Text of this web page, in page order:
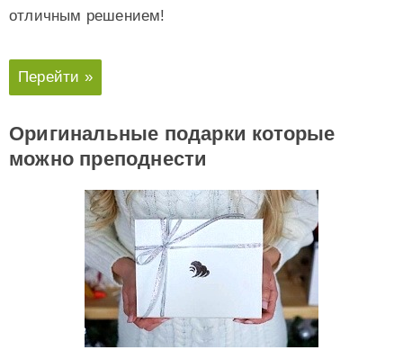
отличным решением!
Перейти »
Оригинальные подарки которые
можно преподнести